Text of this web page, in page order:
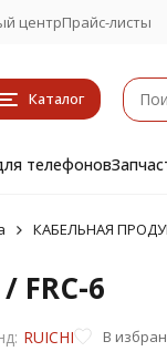
центрПрайс-листы
Каталог
телефонов
КАБЕЛЬНАЯ
FRC-6
RUICHI В